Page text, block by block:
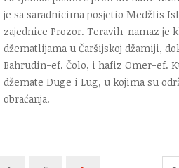
je sa saradnicima posjetio Medžlis
zajednice Prozor. Teravih-namaz je
džematlijama u Čaršijskoj džamiji,
Bahrudin-ef. Čolo, i hafiz Omer-ef.
džemate Duge i Lug, u kojima su
obraćanja.